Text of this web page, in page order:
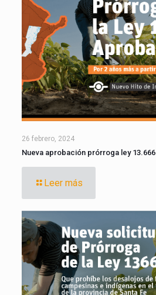
26 febrero, 2024
Nueva aprobación prórroga ley 13.666
Leer más